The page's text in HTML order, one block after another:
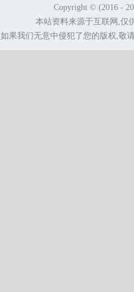
Copyright © (2016 -
本站资料来源于互联网,仅
如果我们无意中侵犯了您的版权,敬